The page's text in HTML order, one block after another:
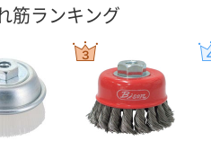
筋ランキング